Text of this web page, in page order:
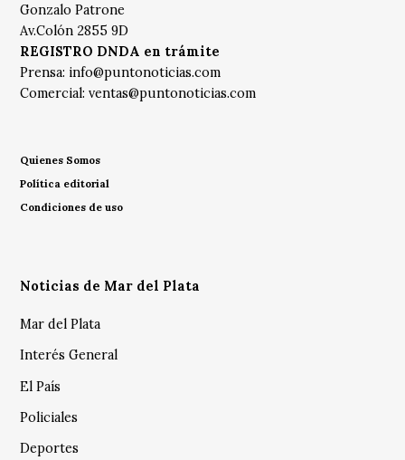
Gonzalo Patrone
Av.Colón 2855 9D
REGISTRO DNDA en trámite
Prensa: info@puntonoticias.com
Comercial:ventas@puntonoticias.com
Quienes Somos
Política editorial
Condiciones de uso
Noticias de Mar del Plata
Mar del Plata
Interés General
El País
Policiales
Deportes